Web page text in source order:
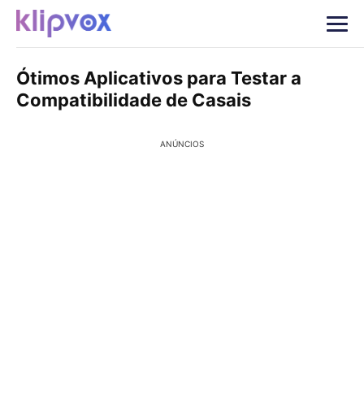
Ótimos Aplicativos para Testar a
Compatibilidade de Casais
ANÚNCIOS